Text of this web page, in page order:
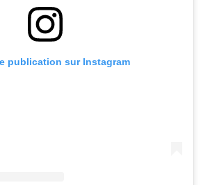
publication sur Instagram